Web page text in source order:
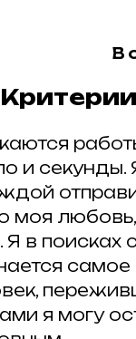
и
моя
в поисках
я могу
ВСЕ
с друзьями
сетях